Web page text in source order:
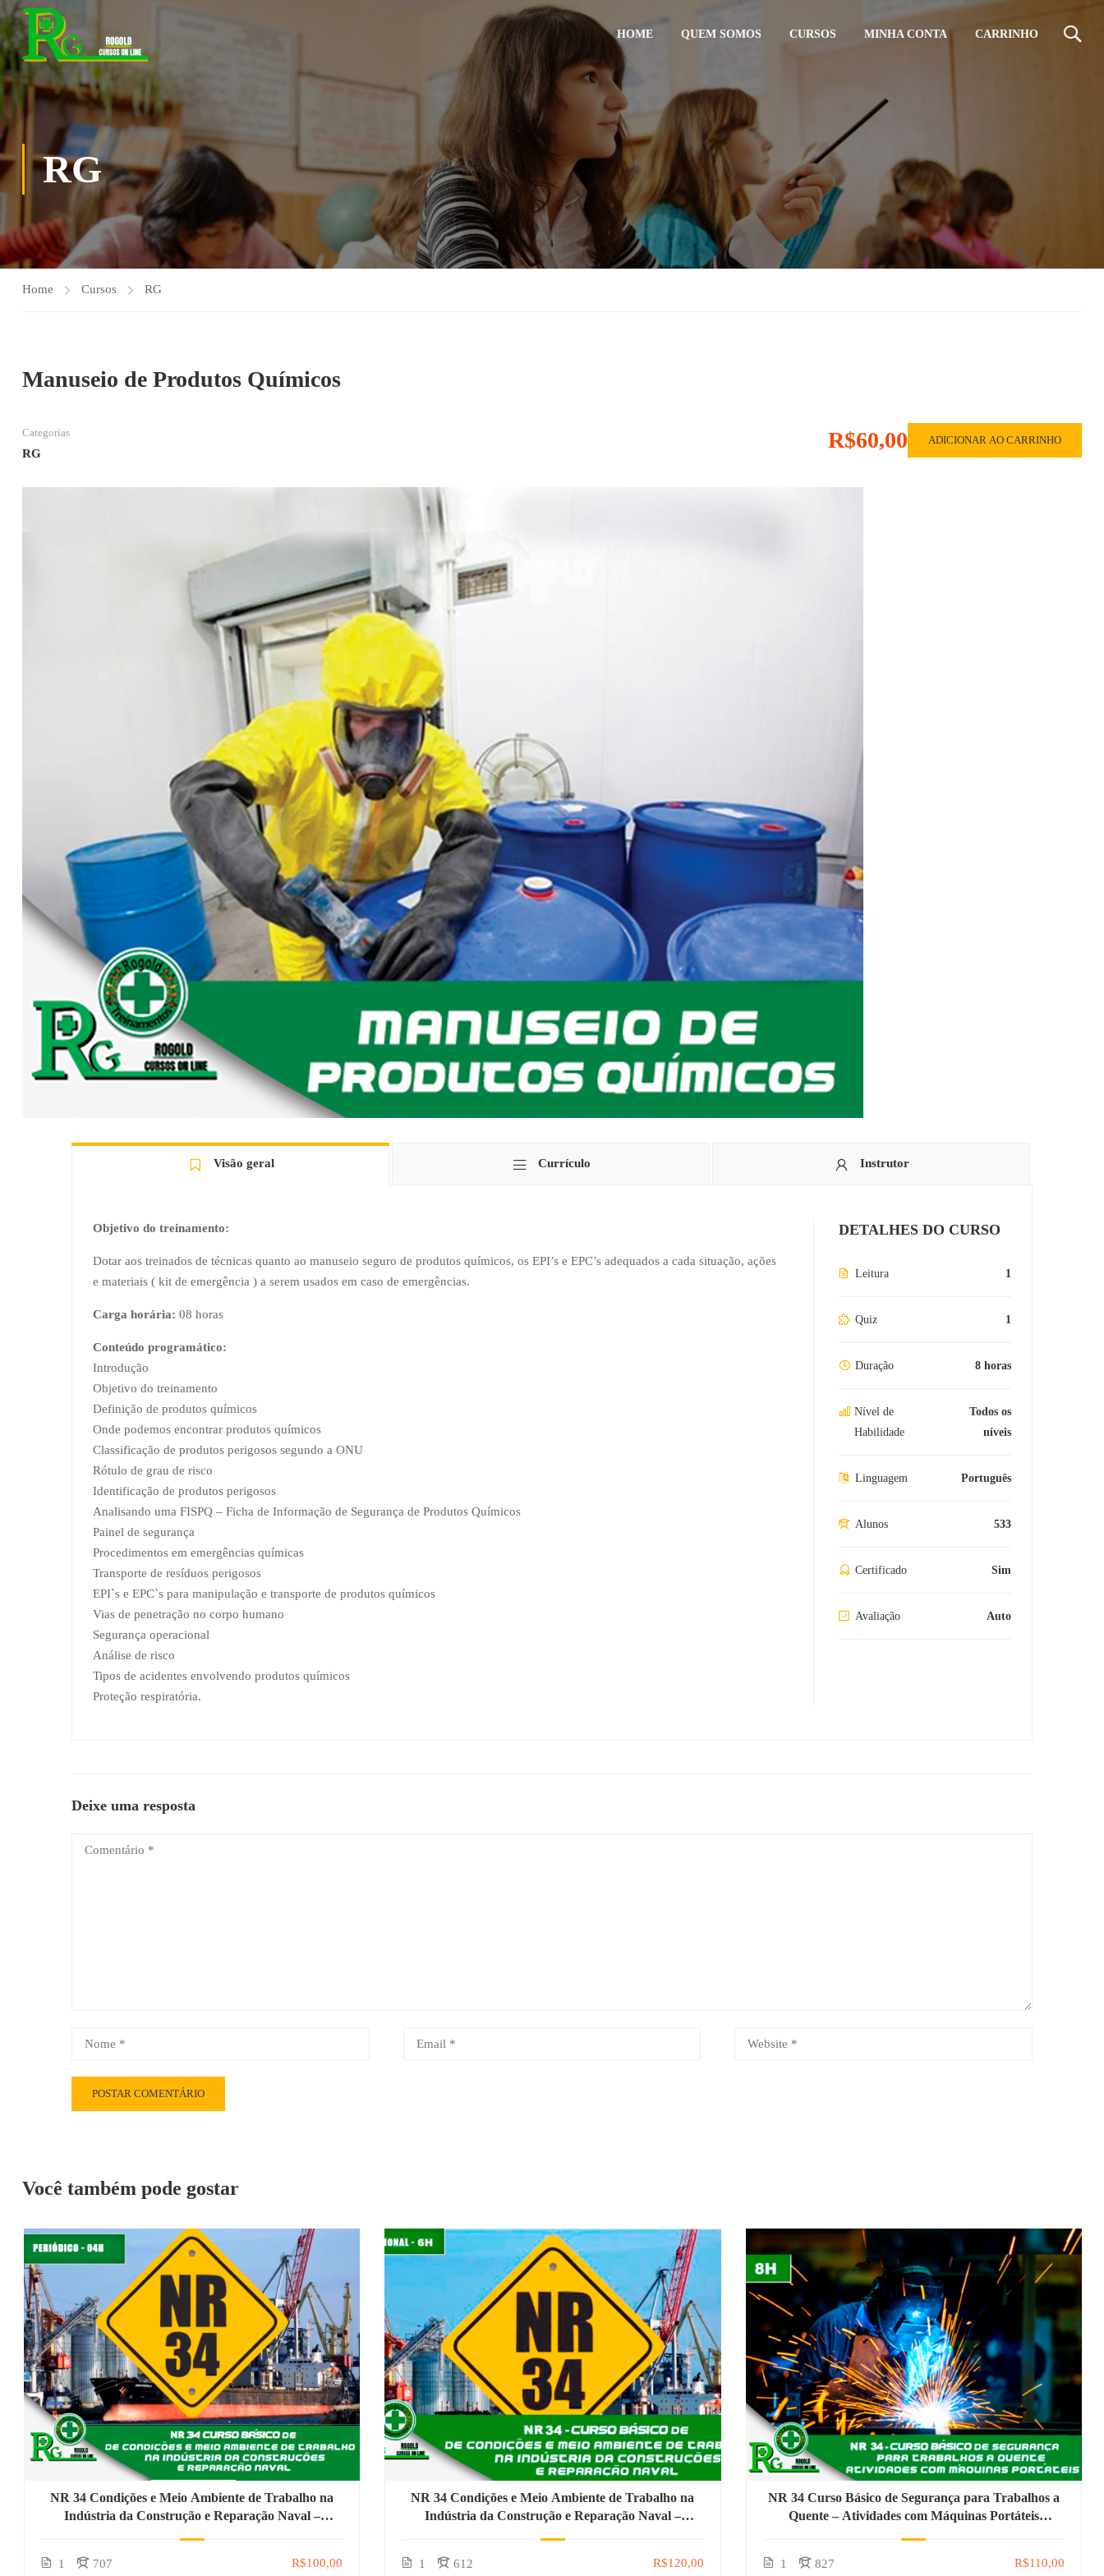
HOME QUEM SOMOS CURSOS MINHA CONTA CARRINHO
RG
Home Cursos RG
Manuseio de Produtos Químicos
Categorias
RG
R$60,00 ADICIONAR AO CARRINHO
Visão geral Currículo Instrutor
Objetivo do treinamento:
Dotar aos treinados de técnicas quanto ao manuseio seguro de produtos químicos, os EPI’s e EPC’s adequados a cada situação, ações
e materiais ( kit de emergência ) a serem usados em caso de emergências.
Carga horária: 08 horas
Conteúdo programático:
Introdução
Objetivo do treinamento
Definição de produtos químicos
Onde podemos encontrar produtos químicos
Classificação de produtos perigosos segundo a ONU
Rótulo de grau de risco
Identificação de produtos perigosos
Analisando uma FISPQ – Ficha de Informação de Segurança de Produtos Químicos
Painel de segurança
Procedimentos em emergências químicas
Transporte de resíduos perigosos
EPI`s e EPC`s para manipulação e transporte de produtos químicos
Vias de penetração no corpo humano
Segurança operacional
Análise de risco
Tipos de acidentes envolvendo produtos químicos
Proteção respiratória.
DETALHES DO CURSO
Leitura 1
Quiz 1
Duração 8 horas
Nível de
Habilidade
Todos os
níveis
Linguagem Português
Alunos 533
Certificado Sim
Avaliação Auto
Deixe uma resposta
Você também pode gostar
NR 34 Condições e Meio Ambiente de Trabalho na
Indústria da Construção e Reparação Naval –
1 707 R$100,00
NR 34 Condições e Meio Ambiente de Trabalho na
Indústria da Construção e Reparação Naval –
1 612 R$120,00
NR 34 Curso Básico de Segurança para Trabalhos a
Quente – Atividades com Máquinas Portáteis
1 827 R$110,00